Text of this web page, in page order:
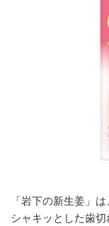
「岩下の新生姜」
シャキッとした歯